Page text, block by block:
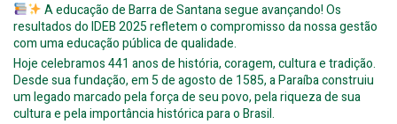
A educação de Barra de Santana segue avançando! Os
resultados do IDEB 2025 refletem o compromisso da nossa gestão
com uma educação pública de qualidade.
Hoje celebramos 441 anos de história, coragem, cultura e tradição.
Desde sua fundação, em 5 de agosto de 1585, a Paraíba construiu
um legado marcado pela força de seu povo, pela riqueza de sua
cultura e pela importância histórica para o Brasil.